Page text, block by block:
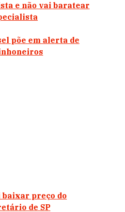
e não vai baratear
põe em alerta de
baixar preço do
de SP